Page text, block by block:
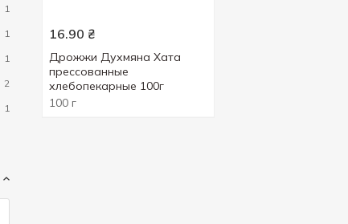
1
1
1
2
1
1
16.90 ₴
Дрожжи Духмяна Хата
прессованные
хлебопекарные 100г
100 г